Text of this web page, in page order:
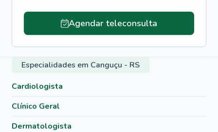
Agendar teleconsulta
Especialidades em Canguçu - RS
Cardiologista
Clínico Geral
Dermatologista